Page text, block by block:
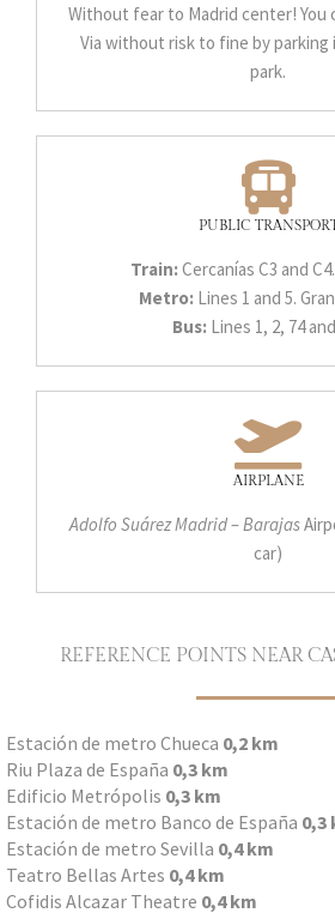
Without fear to Madrid center! You
Via without risk to fine by parking
park.
PUBLIC
Train:Cercanías C3 and
Metro:Lines 1 and 5.
Bus:Lines 1, 2, 74
AIRPLANE
Adolfo Suárez Madrid – Barajas
car)
REFERENCE POINTS NEAR
Estación de metro Chueca 0,2 km
Riu Plaza de España 0,3 km
Edificio Metrópolis 0,3 km
Estación de metro Banco de España 0,3
Estación de metro Sevilla 0,4 km
Teatro Bellas Artes 0,4 km
Cofidis Alcazar Theatre 0,4 km